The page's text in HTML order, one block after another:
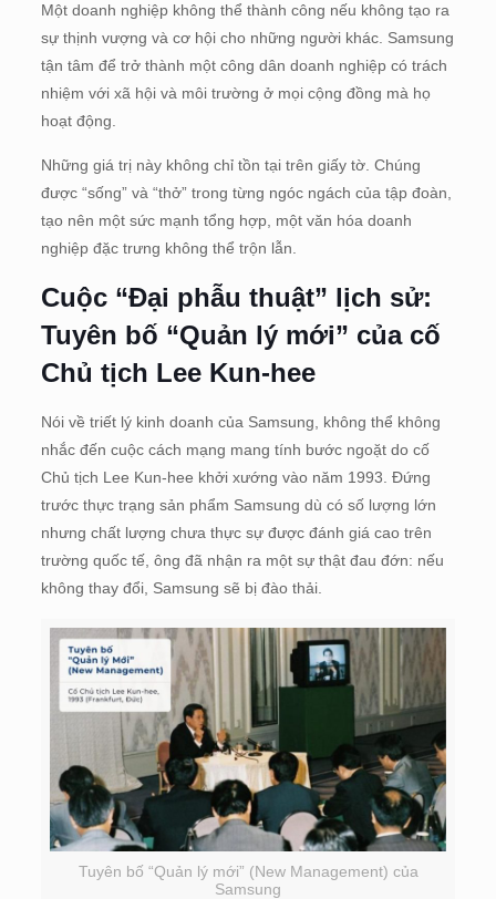
Một doanh nghiệp không thể thành công nếu không tạo ra
sự thịnh vượng và cơ hội cho những người khác. Samsung
tận tâm để trở thành một công dân doanh nghiệp có trách
nhiệm với xã hội và môi trường ở mọi cộng đồng mà họ
hoạt động.
Những giá trị này không chỉ tồn tại trên giấy tờ. Chúng
được “sống” và “thở” trong từng ngóc ngách của tập đoàn,
tạo nên một sức mạnh tổng hợp, một văn hóa doanh
nghiệp đặc trưng không thể trộn lẫn.
Cuộc “Đại phẫu thuật” lịch sử:
Tuyên bố “Quản lý mới” của cố
Chủ tịch Lee Kun-hee
Nói về triết lý kinh doanh của Samsung, không thể không
nhắc đến cuộc cách mạng mang tính bước ngoặt do cố
Chủ tịch Lee Kun-hee khởi xướng vào năm 1993. Đứng
trước thực trạng sản phẩm Samsung dù có số lượng lớn
nhưng chất lượng chưa thực sự được đánh giá cao trên
trường quốc tế, ông đã nhận ra một sự thật đau đớn: nếu
không thay đổi, Samsung sẽ bị đào thải.
Tuyên bố “Quản lý mới” (New Management) của
Samsung